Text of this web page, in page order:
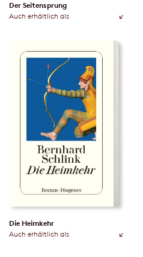
Der Seitensprung
Auch erhältlich als
Die Heimkehr
Auch erhältlich als